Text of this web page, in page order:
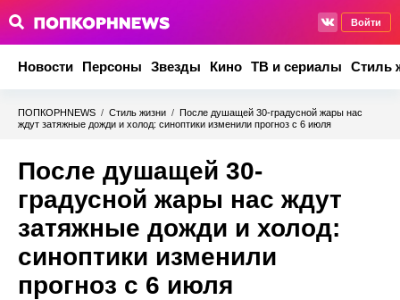
Войти
Новости Персоны Звезды Кино ТВ и сериалы Стиль
ПОПКОРНNEWS / Стиль жизни / После душащей 30-градусной жары нас
ждут затяжные дожди и холод: синоптики изменили прогноз с 6 июля
После душащей 30-
градусной жары нас ждут
затяжные дожди и холод:
синоптики изменили
прогноз с 6 июля